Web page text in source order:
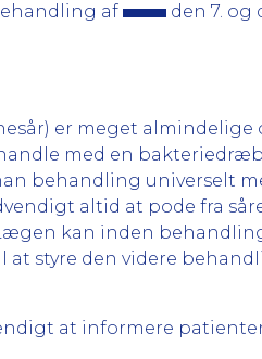
af den 7. og
er meget
med en
behandling universelt
altid at pode fra
kan inden
styre den videre
at informere